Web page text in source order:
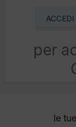
ACCEDI
per
le